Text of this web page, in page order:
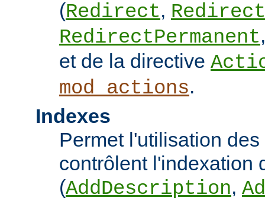
(Redirect,
RedirectPermanent
et de la directive
mod_actions.
Indexes
Permet l'utilisation
contrôlent l'indexation
(AddDescription,